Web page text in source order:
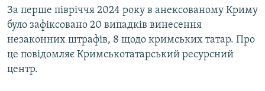
пошуку
ІНТЕРВ'Ю
ВСЕ ЗА ДЕНЬ
СПЕЦПРОЕКТИ
ДЕПОРТАЦІЯ
ЯК ОБІЙТИ БЛОКУВАННЯ
За перше півріччя 2024 року в анексованому Криму
було зафіксовано 20 випадків винесення
незаконних штрафів, 8 щодо кримських татар. Про
це повідомляє Кримськотатарський ресурсний
центр.